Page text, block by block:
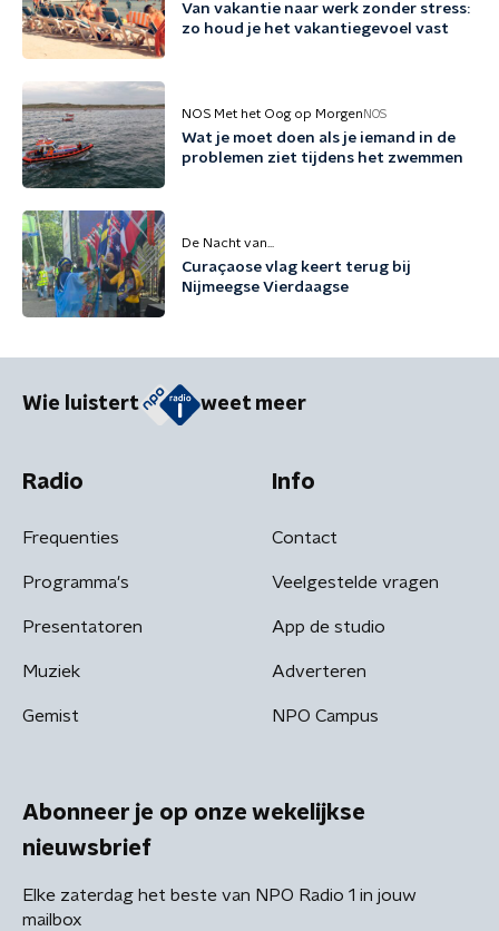
Van vakantie naar werk zonder stress:
zo houd je het vakantiegevoel vast
NOS Met het Oog op Morgen NOS
Wat je moet doen als je iemand in de
problemen ziet tijdens het zwemmen
De Nacht van...
Curaçaose vlag keert terug bij
Nijmeegse Vierdaagse
Wie luistert weet meer
Radio
Frequenties
Programma's
Presentatoren
Muziek
Gemist
Info
Contact
Veelgestelde vragen
App de studio
Adverteren
NPO Campus
Abonneer je op onze wekelijkse
nieuwsbrief
Elke zaterdag het beste van NPO Radio 1 in jouw
mailbox